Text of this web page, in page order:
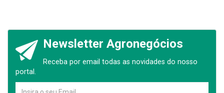
Newsletter Agronegócios
Receba por email todas as novidades do nosso
portal.